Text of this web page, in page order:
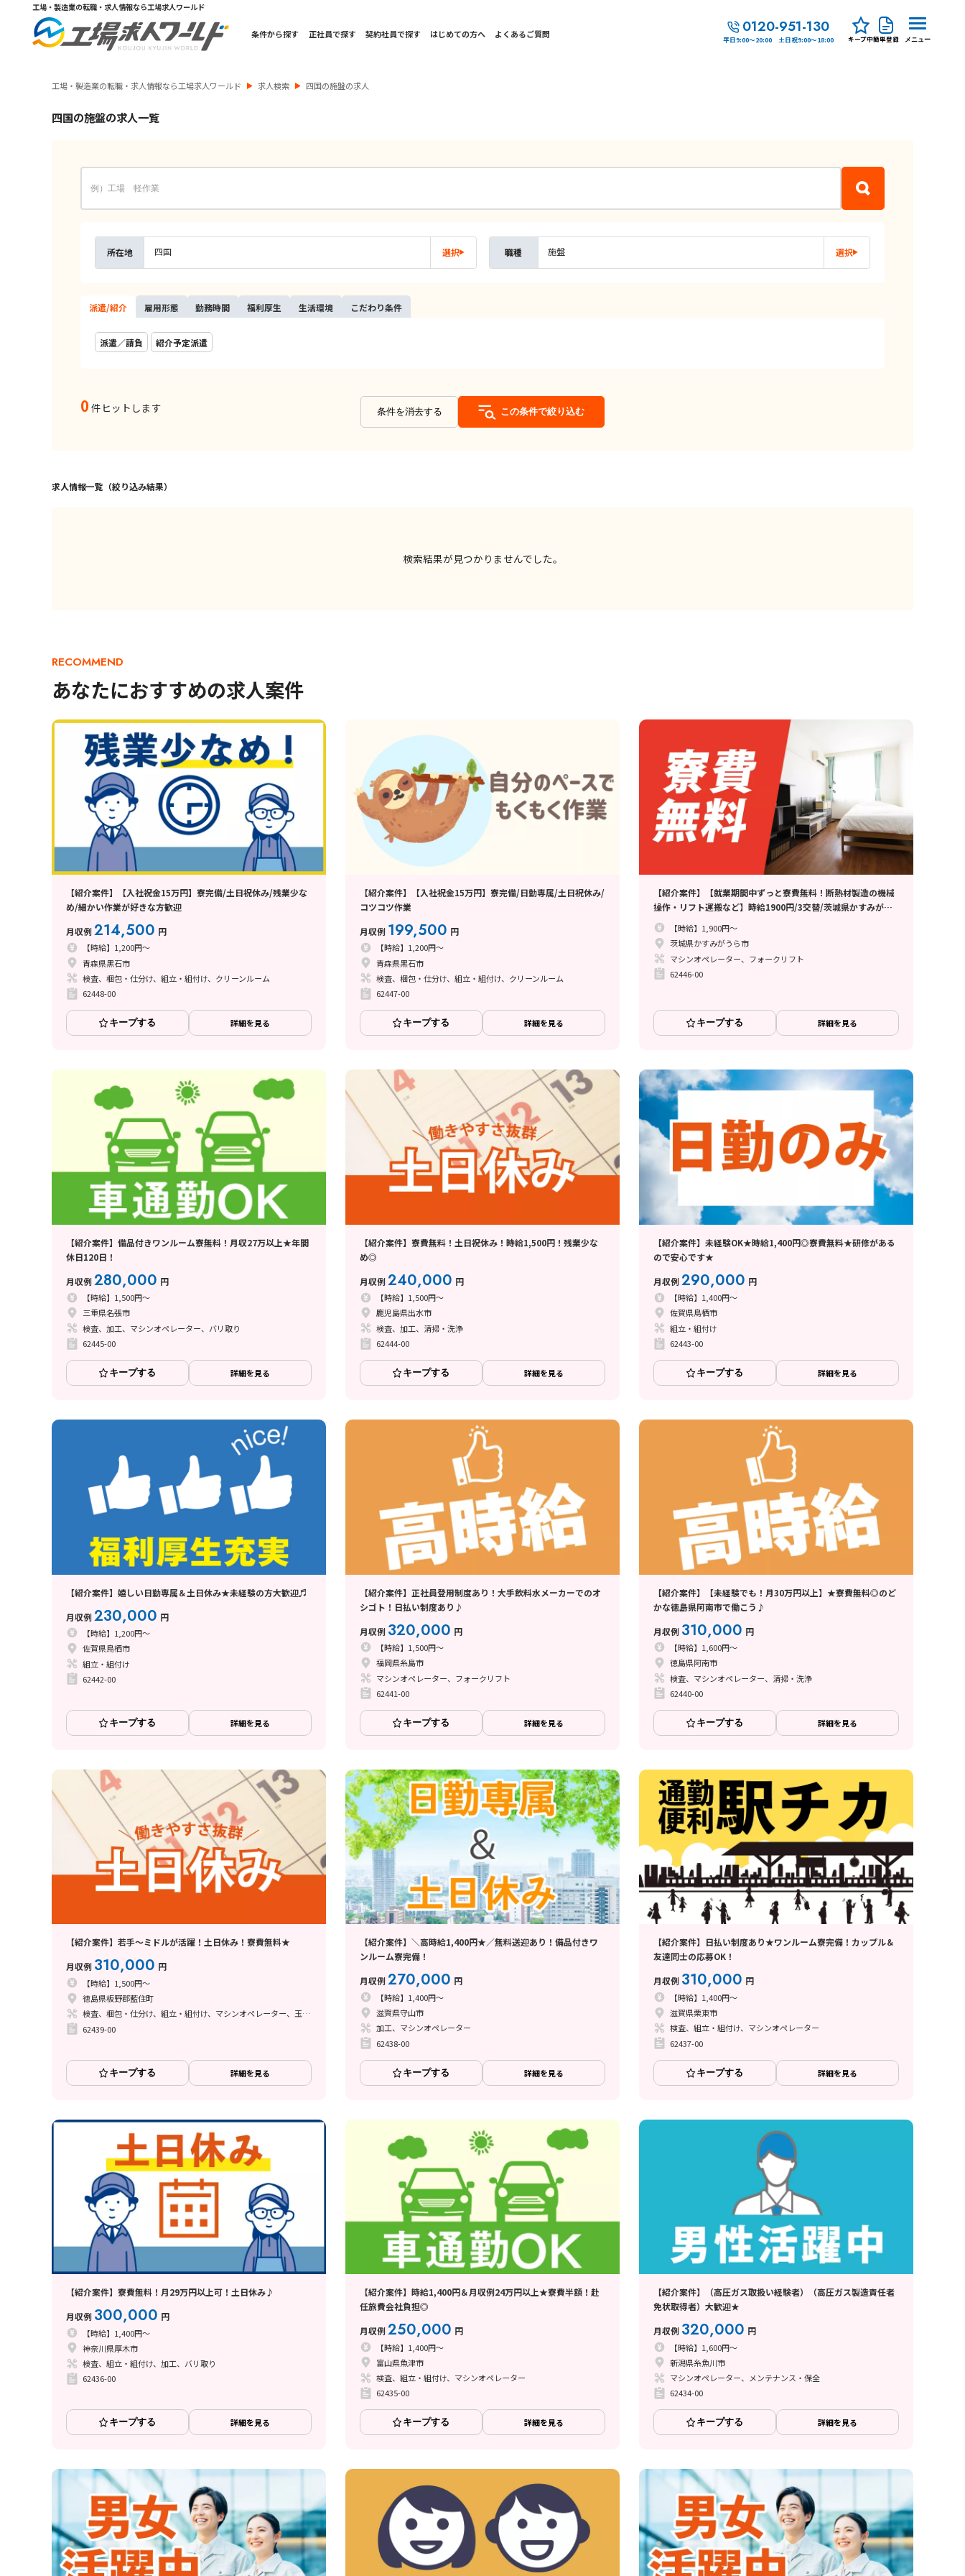
工場・製造業の転職・求人情報なら工場求人ワールド
条件から探す 正社員で探す 契約社員で探す はじめての方へ よくあるご質問 0120-951-130
平日9:00～20:00 土日祝9:00～18:00 キープ中簡単登録 メニュー
工場・製造業の転職・求人情報なら工場求人ワールド 求人検索 四国の施盤の求人
四国の施盤の求人一覧
所在地 四国 選択 職種 施盤 選択
派遣/紹介 雇用形態 勤務時間 福利厚生 生活環境 こだわり条件
派遣／請負 紹介予定派遣
0 件ヒットします 条件を消去する この条件で絞り込む
求人情報一覧（絞り込み結果）
検索結果が見つかりませんでした。
RECOMMEND
あなたにおすすめの求人案件
【紹介案件】【入社祝金15万円】寮完備/土日祝休み/残業少な
め/細かい作業が好きな方歓迎
月収例214,500 円
【時給】1,200円～
青森県黒石市
検査、梱包・仕分け、組立・組付け、クリーンルーム
62448-00
キープする 詳細を見る
【紹介案件】【入社祝金15万円】寮完備/日勤専属/土日祝休み/
コツコツ作業
月収例 199,500 円
【時給】1,200円～
青森県黒石市
検査、梱包・仕分け、組立・組付け、クリーンルーム
62447-00
キープする 詳細を見る
【紹介案件】【就業期間中ずっと寮費無料！断熱材製造の機械
操作・リフト運搬など】時給1900円/3交替/茨城県かすみがう
ら市/6勤2休のシフト制/資格・経験が活かせるお仕事/月収例
38.6万円
【時給】1,900円～
茨城県かすみがうら市
マシンオペレーター、フォークリフト
62446-00
キープする 詳細を見る
【紹介案件】備品付きワンルーム寮無料！月収27万以上★年間
休日120日！
月収例280,000 円
【時給】1,500円～
三重県名張市
検査、加工、マシンオペレーター、バリ取り
62445-00
キープする 詳細を見る
【紹介案件】寮費無料！土日祝休み！時給1,500円！残業少な
め◎
月収例240,000 円
【時給】1,500円～
鹿児島県出水市
検査、加工、清掃・洗浄
62444-00
キープする 詳細を見る
【紹介案件】未経験OK★時給1,400円◎寮費無料★研修がある
ので安心です★
月収例290,000 円
【時給】1,400円～
佐賀県鳥栖市
組立・組付け
62443-00
キープする 詳細を見る
【紹介案件】嬉しい日勤専属＆土日休み★未経験の方大歓迎♬
月収例230,000 円
【時給】1,200円～
佐賀県鳥栖市
組立・組付け
62442-00
キープする 詳細を見る
【紹介案件】正社員登用制度あり！大手飲料水メーカーでのオ
シゴト！日払い制度あり♪
月収例 320,000 円
【時給】1,500円～
福岡県糸島市
マシンオペレーター、フォークリフト
62441-00
キープする 詳細を見る
【紹介案件】【未経験でも！月30万円以上】★寮費無料◎のど
かな徳島県阿南市で働こう♪
月収例 310,000 円
【時給】1,600円～
徳島県阿南市
検査、マシンオペレーター、清掃・洗浄
62440-00
キープする 詳細を見る
【紹介案件】若手～ミドルが活躍！土日休み！寮費無料★
月収例 310,000 円
【時給】1,500円～
徳島県板野郡藍住町
検査、梱包・仕分け、組立・組付け、マシンオペレーター、玉掛け・クレーン
62439-00
キープする 詳細を見る
【紹介案件】＼高時給1,400円★／無料送迎あり！備品付きワ
ンルーム寮完備！
月収例270,000 円
【時給】1,400円～
滋賀県守山市
加工、マシンオペレーター
62438-00
キープする 詳細を見る
【紹介案件】日払い制度あり★ワンルーム寮完備！カップル＆
友達同士の応募OK！
月収例 310,000 円
【時給】1,400円～
滋賀県栗東市
検査、組立・組付け、マシンオペレーター
62437-00
キープする 詳細を見る
【紹介案件】寮費無料！月29万円以上可！土日休み♪
月収例 300,000 円
【時給】1,400円～
神奈川県厚木市
検査、組立・組付け、加工、バリ取り
62436-00
キープする 詳細を見る
【紹介案件】時給1,400円＆月収例24万円以上★寮費半額！赴
任旅費会社負担◎
月収例250,000 円
【時給】1,400円～
富山県魚津市
検査、組立・組付け、マシンオペレーター
62435-00
キープする 詳細を見る
【紹介案件】（高圧ガス取扱い経験者）（高圧ガス製造責任者
免状取得者）大歓迎★
月収例 320,000 円
【時給】1,600円～
新潟県糸魚川市
マシンオペレーター、メンテナンス・保全
62434-00
キープする 詳細を見る